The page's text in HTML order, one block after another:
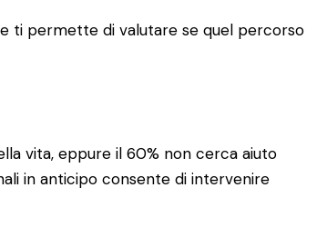
ti permette di valutare se quel percorso
vita, eppure il 60% non cerca aiuto
in anticipo consente di intervenire